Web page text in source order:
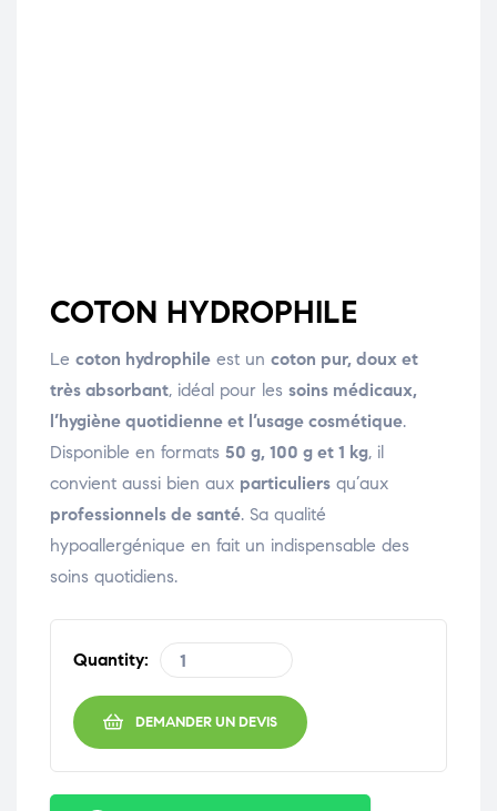
COTON HYDROPHILE
Le coton hydrophile est un coton pur, doux et
très absorbant, idéal pour les soins médicaux,
l’hygiène quotidienne et l’usage cosmétique.
Disponible en formats 50 g, 100 g et 1 kg, il
convient aussi bien aux particuliers qu’aux
professionnels de santé. Sa qualité
hypoallergénique en fait un indispensable des
soins quotidiens.
Quantity:
DEMANDER UN DEVIS